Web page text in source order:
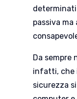
passiva
Da sempre
infatti, che
sicurezza